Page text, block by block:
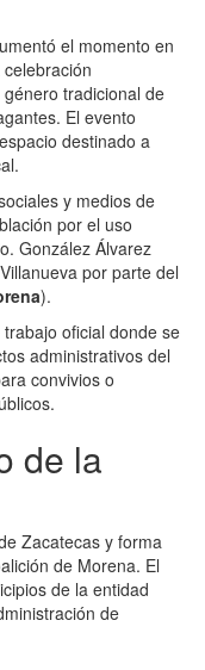
el momento en
género tradicional de
El evento
destinado a
y medios de
por el uso
González Álvarez
por parte del
).
oficial donde se
administrativos del
convivios o
de la
Zacatecas y forma
de Morena. El
de la entidad
de